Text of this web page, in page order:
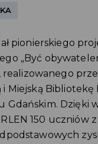
pionierskiego
„Być
realizowanego
i Miejską Bibliotekę
Gdańskim. Dzięki
150 uczniów